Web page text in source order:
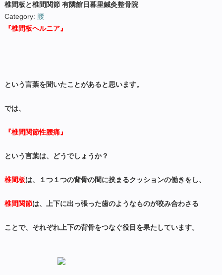
椎間板と椎間関節 有隣館日暮里鍼灸整骨院
Category: 腰
『椎間板ヘルニア』
という言葉を聞いたことがあると思います。
では、
『椎間関節性腰痛』
という言葉は、どうでしょうか？
椎間板は、１つ１つの背骨の間に挟まるクッションの働きをし、
椎間関節は、上下に出っ張った歯のようなものが咬み合わさる
ことで、それぞれ上下の背骨をつなぐ役目を果たしています。